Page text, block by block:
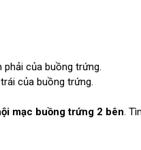
của buồng trứng.
của buồng trứng.
mạc buồng trứng 2 bên.